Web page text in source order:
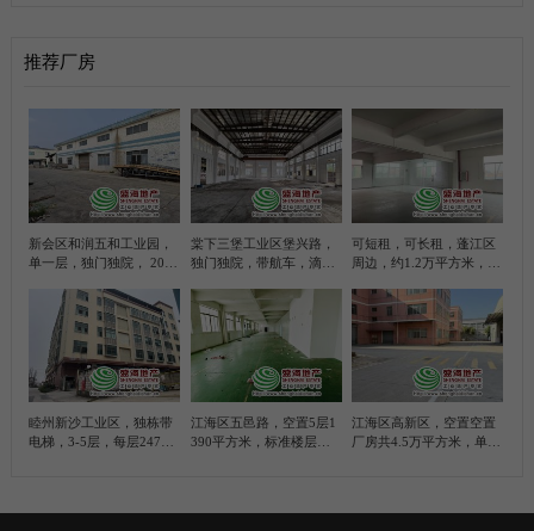
推荐厂房
新会区和润五和工业园，
单一层，独门独院， 2000
平方米办公室
棠下三堡工业区堡兴路，
独门独院，带航车，滴水
厂房
可短租，可长租，蓬江区
周边，约1.2万平方米，带
睦州新沙工业区，独栋带
电梯，3-5层，每层2470
江海区五邑路，空置5层1
390平方米，标准楼层厂
江海区高新区，空置空置
厂房共4.5万平方米，单一